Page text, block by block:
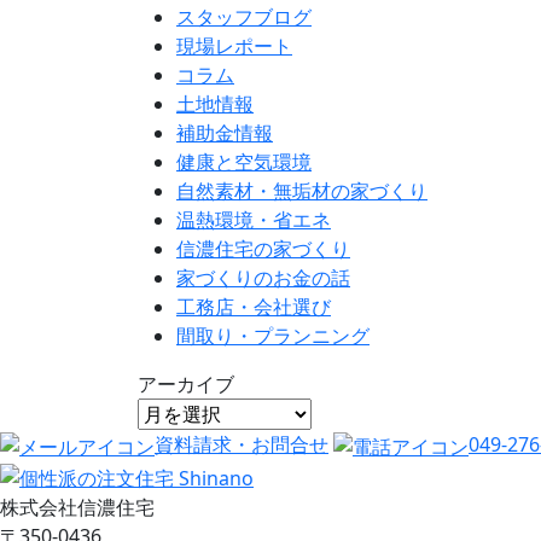
スタッフブログ
現場レポート
コラム
土地情報
補助金情報
健康と空気環境
自然素材・無垢材の家づくり
温熱環境・省エネ
信濃住宅の家づくり
家づくりのお金の話
工務店・会社選び
間取り・プランニング
アーカイブ
資料請求・お問合せ 049-
株式会社信濃住宅